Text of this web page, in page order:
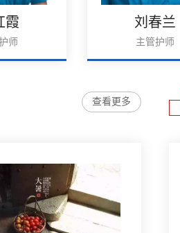
霞
师
刘春兰
主管护师
查看更多